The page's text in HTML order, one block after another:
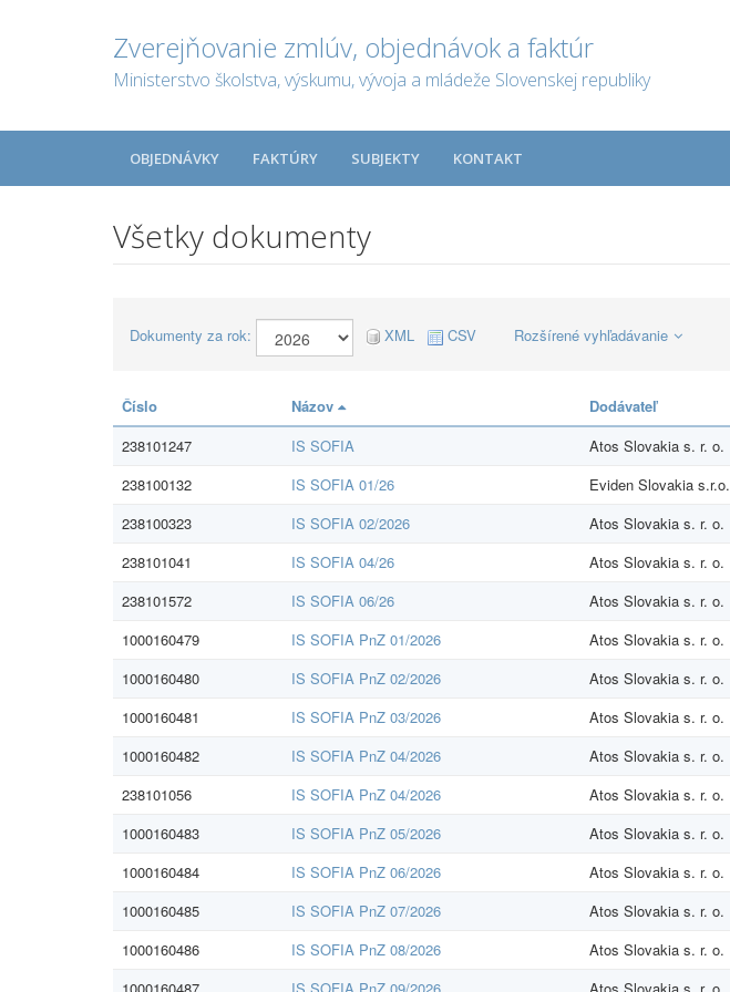
Zverejňovanie zmlúv, objednávok a faktúr
Ministerstvo školstva, výskumu, vývoja a mládeže Slovenskej republiky
OBJEDNÁVKY FAKTÚRY SUBJEKTY KONTAKT
Všetky dokumenty
Dokumenty za rok: XML CSV Rozšírené vyhľadávanie
Číslo Názov Dodávateľ
238101247
IS SOFIA Atos Slovakia s. r. o.
238100132
IS SOFIA 01/26 Eviden Slovakia s.r.o.
238100323
IS SOFIA 02/2026 Atos Slovakia s. r. o.
238101041
IS SOFIA 04/26 Atos Slovakia s. r. o.
238101572
IS SOFIA 06/26 Atos Slovakia s. r. o.
1000160479
IS SOFIA PnZ 01/2026 Atos Slovakia s. r. o.
1000160480
IS SOFIA PnZ 02/2026 Atos Slovakia s. r. o.
1000160481
IS SOFIA PnZ 03/2026 Atos Slovakia s. r. o.
1000160482
IS SOFIA PnZ 04/2026 Atos Slovakia s. r. o.
238101056
IS SOFIA PnZ 04/2026 Atos Slovakia s. r. o.
1000160483
IS SOFIA PnZ 05/2026 Atos Slovakia s. r. o.
1000160484
IS SOFIA PnZ 06/2026 Atos Slovakia s. r. o.
1000160485
IS SOFIA PnZ 07/2026 Atos Slovakia s. r. o.
1000160486
IS SOFIA PnZ 08/2026 Atos Slovakia s. r. o.
1000160487
IS SOFIA PnZ 09/2026 Atos Slovakia s. r. o.